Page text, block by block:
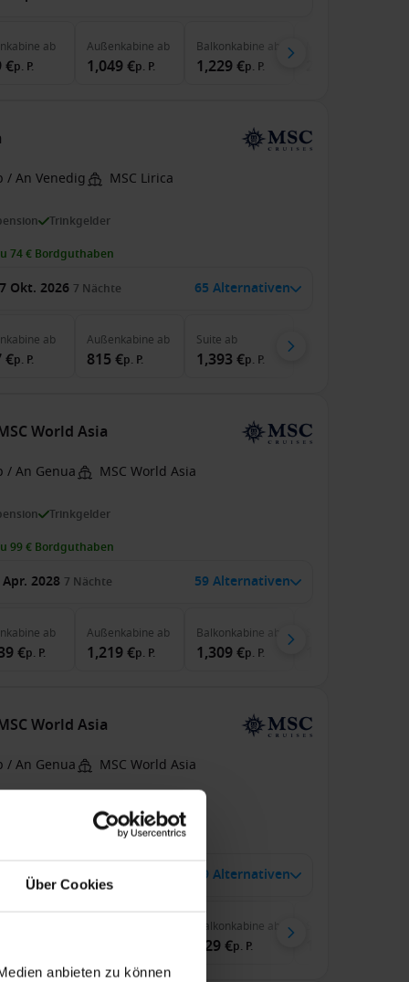
Über Cookies
anbieten zu können
ab
€p. P.
Außenkabine ab
1,049 €p. P.
Balkonkabine ab
1,229 €p. P.
/ An Venedig MSC Lirica
Trinkgelder
74 € Bordguthaben
Okt. 2026 7 Nächte 65 Alternativen
ab
€p. P.
Außenkabine ab
815 €p. P.
Suite ab
1,393 €p. P.
World Asia
/ An Genua MSC World Asia
Trinkgelder
99 € Bordguthaben
2028 7 Nächte 59 Alternativen
ab
€p. P.
Außenkabine ab
1,219 €p. P.
Balkonkabine ab
1,309 €p. P.
World Asia
/ An Genua MSC World Asia
Trinkgelder
31 Jan. 2027 Nächte 39 Alternativen
Balkonkabine ab
729 €p. P.